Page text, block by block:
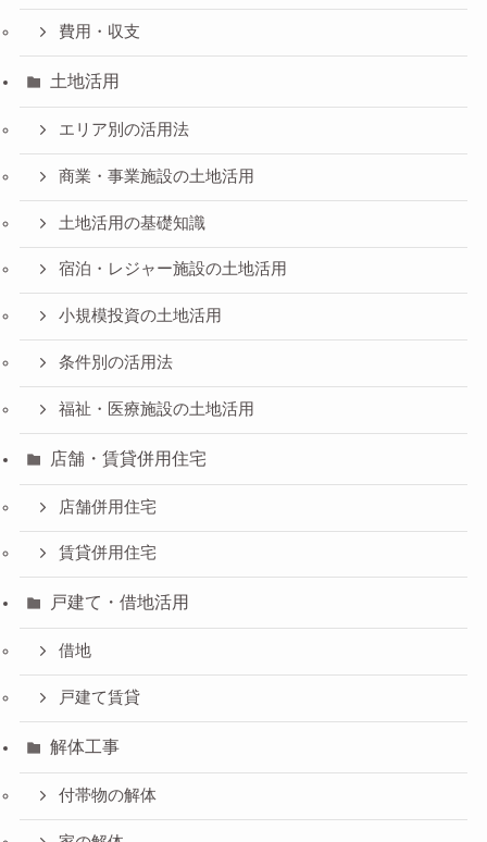
費用・収支
土地活用
エリア別の活用法
商業・事業施設の土地活用
土地活用の基礎知識
宿泊・レジャー施設の土地活用
小規模投資の土地活用
条件別の活用法
福祉・医療施設の土地活用
店舗・賃貸併用住宅
店舗併用住宅
賃貸併用住宅
戸建て・借地活用
借地
戸建て賃貸
解体工事
付帯物の解体